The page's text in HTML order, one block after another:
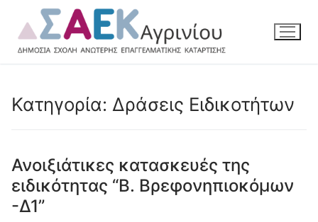
Κατηγορία: Δράσεις Ειδικοτήτων
Ανοιξιάτικες κατασκευές της
ειδικότητας “Β. Βρεφονηπιοκόμων
-Δ1”